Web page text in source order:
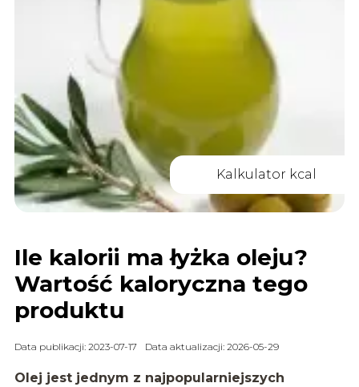
Kalkulator kcal
Ile kalorii ma łyżka oleju?
Wartość kaloryczna tego
produktu
Data publikacji: 2023-07-17 Data aktualizacji: 2026-05-29
Olej jest jednym z najpopularniejszych